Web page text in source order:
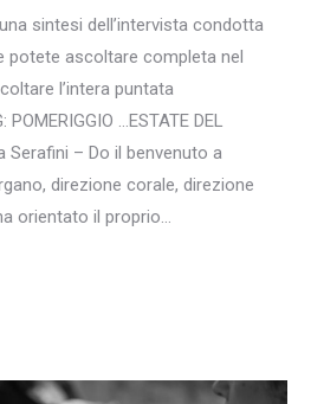
sintesi dell’intervista condotta
potete ascoltare completa nel
l’intera puntata
POMERIGGIO …ESTATE DEL
– Do il benvenuto a
direzione corale, direzione
orientato il proprio…